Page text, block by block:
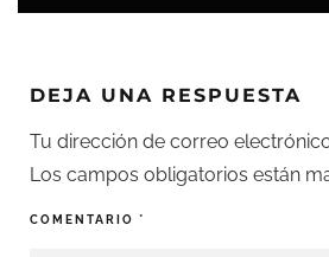
DEJA UNA RESPUESTA
Tu dirección de correo
Los campos obligatorios están
COMENTARIO *